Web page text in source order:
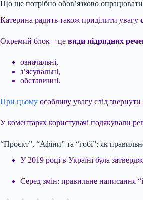
Що ще потрібно обов’язково
Катерина радить також приділити увагу
Окремий блок – це види підрядних
означальні,
з’ясувальні,
обставинні.
При цьому особливу увагу слід звернути
У коментарях користувачі подякували
“Проєкт”, “Афіни” та “гобі”: як
У 2019 році в Україні була
Серед змін: правильне написання